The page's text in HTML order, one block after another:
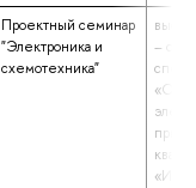
Проектный семинар
"Электроника и
схемотехника"
–